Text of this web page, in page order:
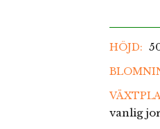
HÖJD:
vanlig